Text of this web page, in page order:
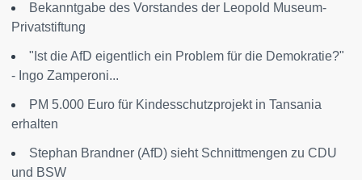
Bekanntgabe des Vorstandes der Leopold Museum-
Privatstiftung
"Ist die AfD eigentlich ein Problem für die Demokratie?"
- Ingo Zamperoni...
PM 5.000 Euro für Kindesschutzprojekt in Tansania
erhalten
Stephan Brandner (AfD) sieht Schnittmengen zu CDU
und BSW